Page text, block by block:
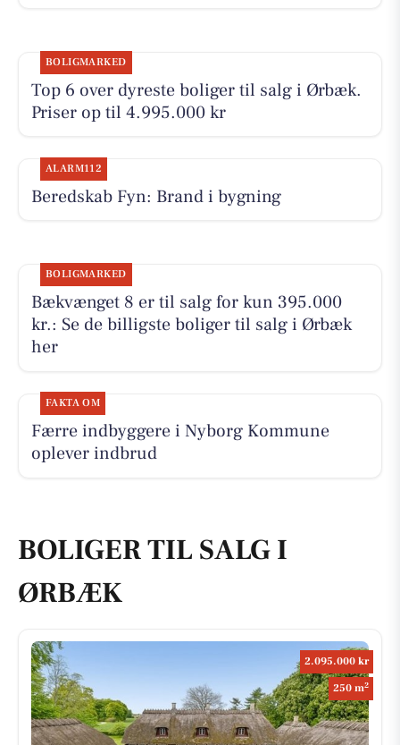
BOLIGMARKED
Top 6 over dyreste boliger til salg i Ørbæk.
Priser op til 4.995.000 kr
ALARM112
Beredskab Fyn: Brand i bygning
BOLIGMARKED
Bækvænget 8 er til salg for kun 395.000
kr.: Se de billigste boliger til salg i Ørbæk
her
FAKTA OM
Færre indbyggere i Nyborg Kommune
oplever indbrud
BOLIGER TIL SALG I
ØRBÆK
2.095.000 kr
250 m2